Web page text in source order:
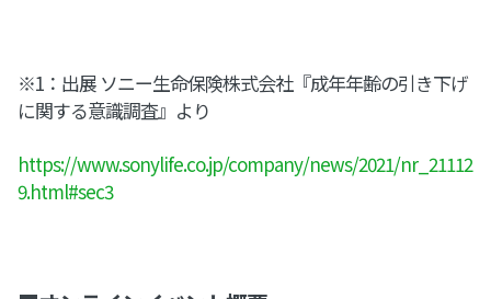
※1：出展 ソニー生命保険株式会社『成年年齢の引き下げ
に関する意識調査』より
https://www.sonylife.co.jp/company/news/2021/nr_21112
9.html#sec3